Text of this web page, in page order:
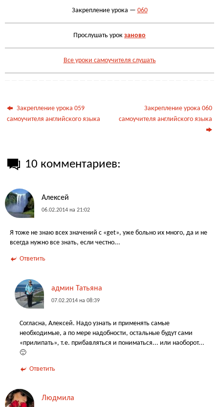
Закрепление урока — 060
Прослушать урок заново
Все уроки самоучителя слушать
Закрепление урока 059
самоучителя английского языка
Закрепление урока 060
самоучителя английского языка
10 комментариев:
Алексей
06.02.2014 на 21:02
Я тоже не знаю всех значений с «get», уже больно их много, да и не
всегда нужно все знать, если честно...
Ответить
админ Татьяна
07.02.2014 на 08:39
Согласна, Алексей. Надо узнать и применять самые
необходимые, а по мере надобности, остальные будут сами
«прилипать», т.е. прибавляться и пониматься... или наоборот...
🙂
Ответить
Людмила